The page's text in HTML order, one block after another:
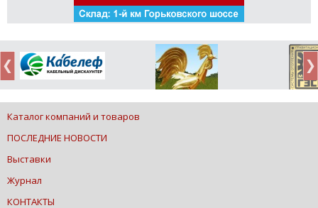
Каталог компаний и товаров
ПОСЛЕДНИЕ НОВОСТИ
Выставки
Журнал
КОНТАКТЫ